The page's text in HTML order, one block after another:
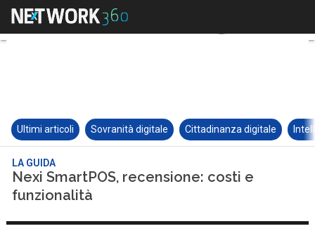
Ultimi articoli Sovranità digitale Cittadinanza digitale
LA GUIDA
Nexi SmartPOS, recensione: costi e
funzionalità